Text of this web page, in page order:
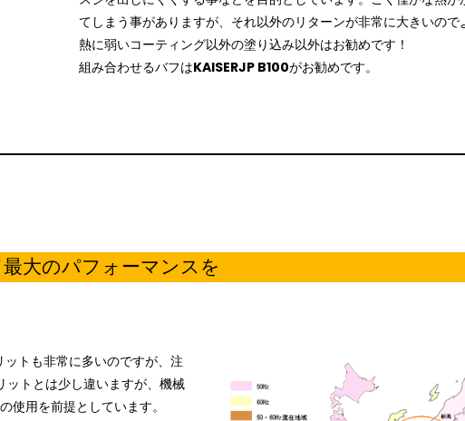
てしまう事がありますが、それ以外のリターンが非常に大きいので
熱に弱いコーティング以外の塗り込み以外はお勧めです！
組み合わせるバフはKAISERJP B100がお勧めです。
大のパフォーマンスを
ットも非常に多いのですが、注
ットとは少し違いますが、機械
使用を前提としています。